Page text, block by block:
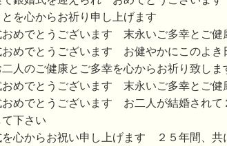
とを心からお祈り申し上げます
おめでとうございます 末永いご多幸とご健
めでとうございます お健やかにこのよき
人のご健康とご多幸を心からお祈り致しま
おめでとうございます 末永いご多幸とご健
おめでとうございます お二人が結婚され
下さい
を心からお祝い申し上げます ２５年間、